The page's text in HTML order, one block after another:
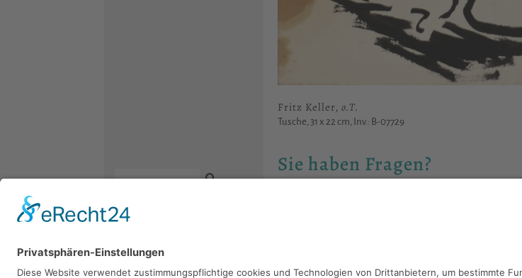
Kontakt
Newsletter
Impressum
Fritz Keller, o.T.
Tusche, 31 x 22 cm, Inv.: B-07729
Sie haben Fragen?